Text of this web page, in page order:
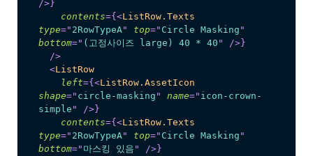
/> }
contents={ <ListRow.Texts
type=" 2RowTypeA" top=" Circle Masking "
bottom=" (고정사이즈 large) 40 * 40 " /> }
/>
<ListRow
left={ <ListRow.AssetIcon
shape=" circle-masking " name=" icon-crown-
simple " /> }
contents={ <ListRow.Texts
type=" 2RowTypeA" top=" Circle Masking "
bottom=" 마스킹 있음 " /> }